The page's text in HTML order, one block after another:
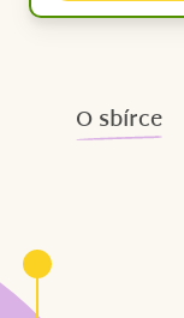
O sbírce